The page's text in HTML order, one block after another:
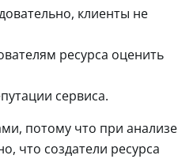
клиенты не
ресурса оценить
сервиса.
потому что при анализе
что создатели ресурса